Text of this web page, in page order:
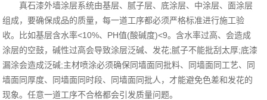
真石漆外墙涂层系统由基层、腻子层、底涂层、中涂层、面涂层
组成，要确保成品的质量，每一道工序都必须严格标准进行施工验
收。比如基层含水率<10%、PH值(酸碱度)<9。含水率过高、会造成
涂层的空鼓，碱性过高会导致涂层泛碱、发花;腻子不能批刮太厚;底漆
漏涂会造成泛碱;主材喷涂必须确保同墙面同批料、同墙面同工艺、同
墙面同厚度、同墙面同时段、同墙面同批人，才能避免色差和发花的
现象。任意一道工序不合格都会引发质量问题。